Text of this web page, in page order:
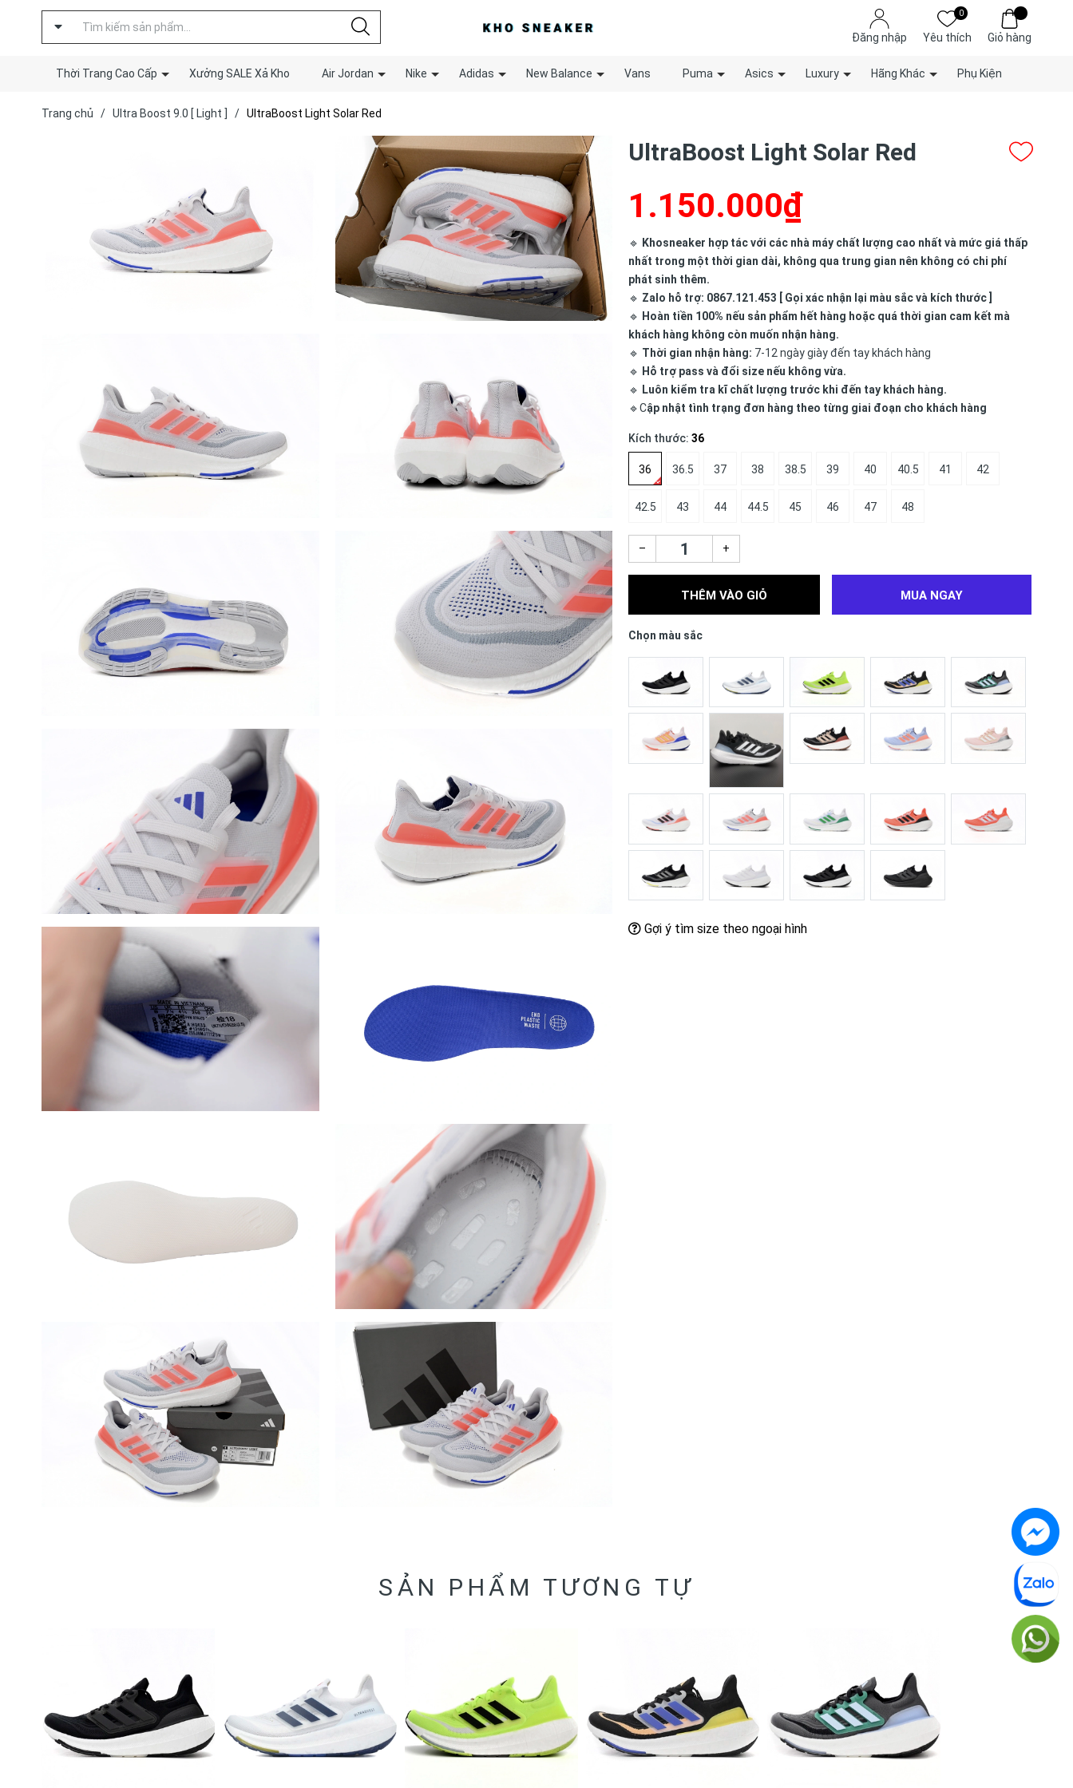
Đăng nhập
0
Yêu thích Giỏ hàng
Thời Trang Cao Cấp Xưởng SALE Xả Kho Air Jordan Nike Adidas New Balance Vans Puma Asics Luxury Hãng Khác Phụ Kiện
Trang chủ / Ultra Boost 9.0 [ Light ] / UltraBoost Light Solar Red
UltraBoost Light Solar Red
1.150.000₫
🔹 Khosneaker hợp tác với các nhà máy chất lượng cao nhất và mức giá thấp
nhất trong một thời gian dài, không qua trung gian nên không có chi phí
phát sinh thêm.
🔹 Zalo hỗ trợ: 0867.121.453 [ Gọi xác nhận lại màu sắc và kích thước ]
🔹 Hoàn tiền 100% nếu sản phẩm hết hàng hoặc quá thời gian cam kết mà
khách hàng không còn muốn nhận hàng.
🔹 Thời gian nhận hàng: 7-12 ngày giày đến tay khách hàng
🔹 Hỗ trợ pass và đổi size nếu không vừa.
🔹 Luôn kiểm tra kĩ chất lượng trước khi đến tay khách hàng.
🔹Cập nhật tình trạng đơn hàng theo từng giai đoạn cho khách hàng
Kích thước: 36
36 36.5 37 38 38.5 39 40 40.5 41 42
42.5 43 44 44.5 45 46 47 48
– +
THÊM VÀO GIỎ MUA NGAY
Chọn màu sắc
Gợi ý tìm size theo ngoại hình
SẢN PHẨM TƯƠNG TỰ